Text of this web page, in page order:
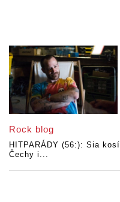
Rock blog
HITPARÁDY (56:): Sia kosí
Čechy i...